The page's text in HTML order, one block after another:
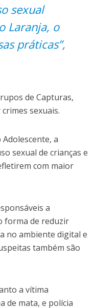
sexual
Laranja, o
práticas”,
de Capturas,
sexuais.
a
sexual de crianças e
com maior
a
forma de reduzir
no ambiente digital e
também são
a vítima
de mata, e polícia